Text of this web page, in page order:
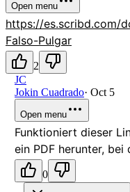
Open menu
https://es.scribd.com/
Falso-Pulgar
2
JC
Jokin Cuadrado· Oct 5
Open menu
Funktioniert dieser
ein PDF herunter, bei
0